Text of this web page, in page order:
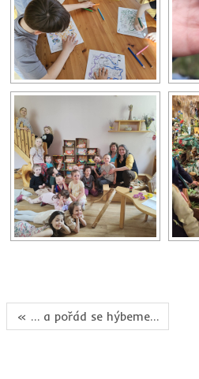
« … a pořád se hýbeme…